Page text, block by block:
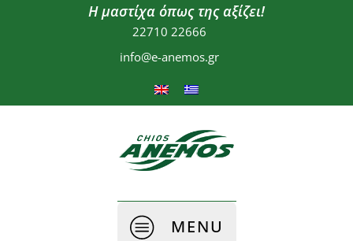
Η μαστίχα όπως της αξίζει!
22710 22666
info@e-anemos.gr
MENU